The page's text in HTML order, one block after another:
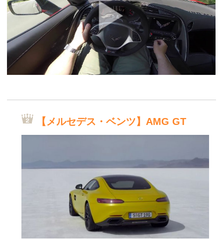
【メルセデス・ベンツ】AMG GT